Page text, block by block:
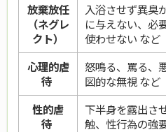
放棄放任
（ネグレ
クト）
入浴させず異臭
に与えない、必
使わせない など
心理的虐
待
怒鳴る、罵る、
図的な無視 など
性的虐
待
下半身を露出さ
触、性行為の強